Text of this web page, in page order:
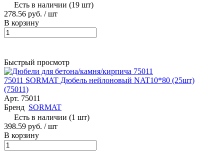
Есть в наличии (19 шт)
278.56 руб. / шт
В корзину
Быстрый просмотр
75011 SORMAT Дюбель нейлоновый NAT10*80 (25шт)
(75011)
Арт. 75011
Бренд SORMAT
Есть в наличии (1 шт)
398.59 руб. / шт
В корзину